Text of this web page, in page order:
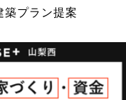
築プラン提案